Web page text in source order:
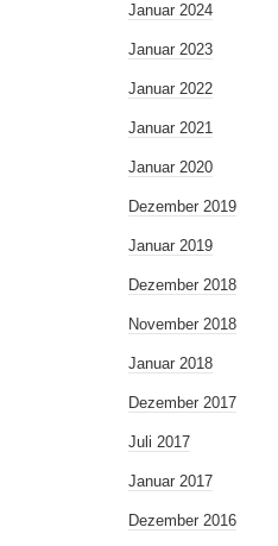
Januar 2024
Januar 2023
Januar 2022
Januar 2021
Januar 2020
Dezember 2019
Januar 2019
Dezember 2018
November 2018
Januar 2018
Dezember 2017
Juli 2017
Januar 2017
Dezember 2016